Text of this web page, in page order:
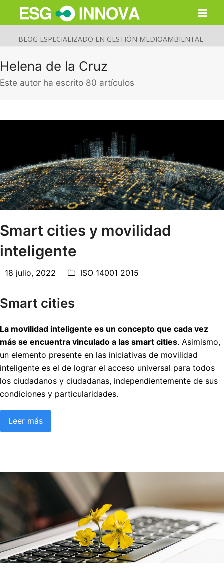
BLOG ESPECIALIZADO EN GESTIÓN MEDIOAMBIENTAL
Buscar Enviar
Helena de la Cruz
Este autor ha escrito 80 artículos
Smart cities y movilidad
inteligente
18 julio, 2022 ISO 14001 2015
Smart cities
La movilidad inteligente es un concepto que cada vez
más se encuentra vinculado a las smart cities. Asimismo,
un elemento presente en las iniciativas de movilidad
inteligente es el de lograr el acceso universal para todos
los ciudadanos y ciudadanas, independientemente de sus
condiciones y particularidades.
Leer más